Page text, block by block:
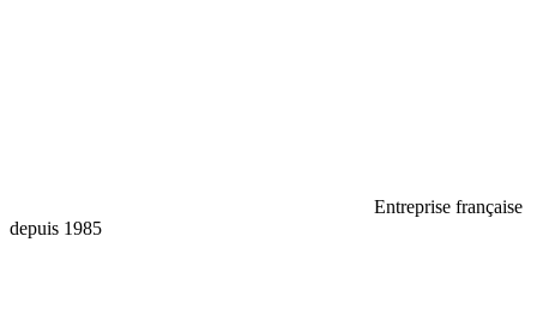
Entreprise française
depuis 1985